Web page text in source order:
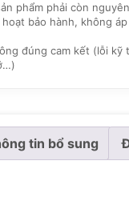
phẩm phải còn
bảo hành, không
đúng cam kết (lỗi kỹ
tin bổ sung